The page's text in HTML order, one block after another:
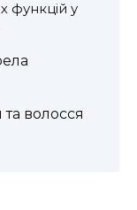
функцій у
волосся